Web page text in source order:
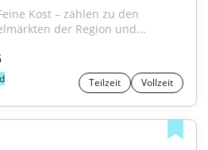
Kost – zählen zu den
der Region und...
Teilzeit Vollzeit